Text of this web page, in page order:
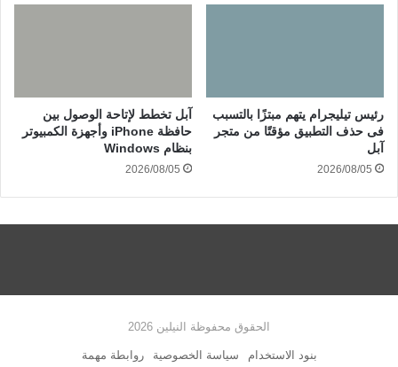
رئيس تيليجرام يتهم مبتزًا بالتسبب
فى حذف التطبيق مؤقتًا من متجر
آبل
2026/08/05
آبل تخطط لإتاحة الوصول بين
حافظة iPhone وأجهزة الكمبيوتر
بنظام Windows
2026/08/05
الحقوق محفوظة النيلين 2026
بنود الاستخدام سياسة الخصوصية روابطة مهمة